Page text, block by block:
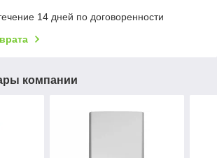
14 дней по договоренности
компании